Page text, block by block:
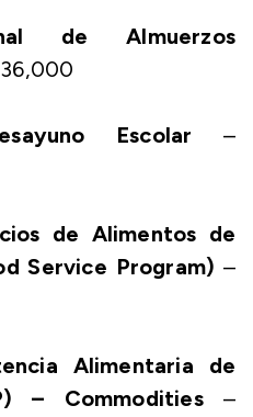
de Almuerzos
Escolar –
de Alimentos de
Service Program) –
Alimentaria de
– Commodities–